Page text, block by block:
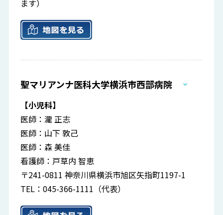
ます）
聖マリアンナ医科大学横浜市西部病院
【小児科】
医師：瀧 正志
医師：山下 敦己
医師：森 美佳
看護師：戸草内 智恵
〒241-0811 神奈川県横浜市旭区矢指町1197-1
TEL：045-366-1111（代表）